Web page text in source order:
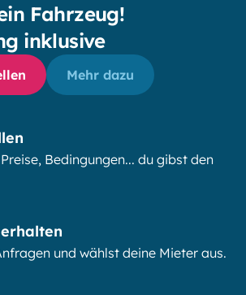
Fahrzeug!
inklusive
Mehr dazu
Bedingungen... du gibst den
und wählst deine Mieter aus.